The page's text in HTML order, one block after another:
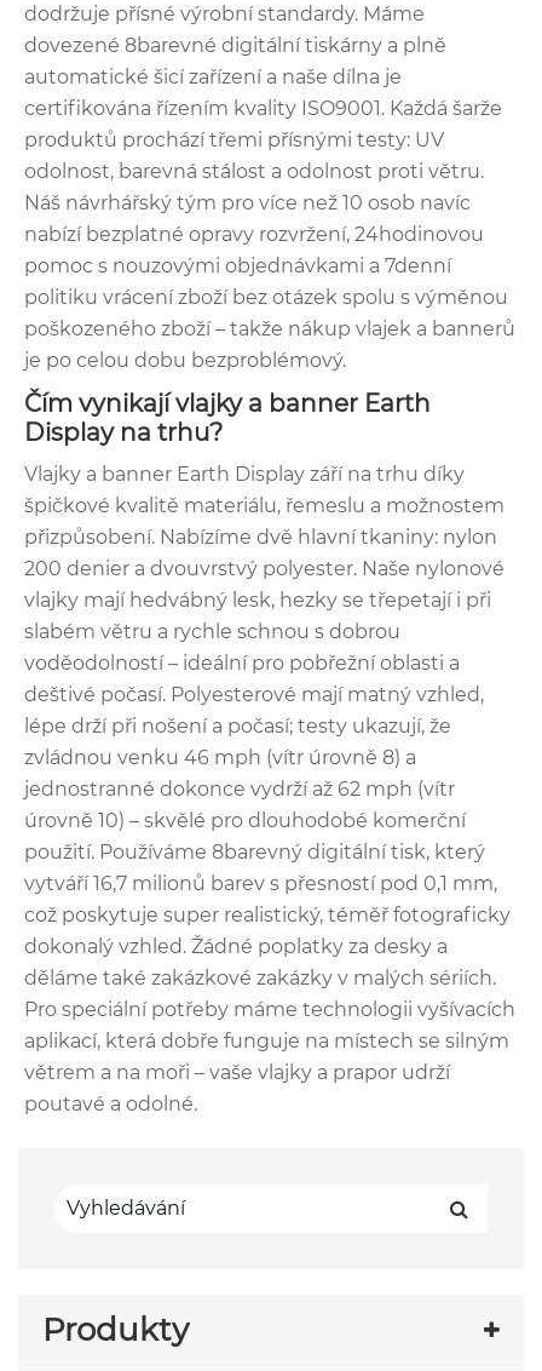
dodržuje přísné výrobní standardy. Máme
dovezené 8barevné digitální tiskárny a plně
automatické šicí zařízení a naše dílna je
certifikována řízením kvality ISO9001. Každá šarže
produktů prochází třemi přísnými testy: UV
odolnost, barevná stálost a odolnost proti větru.
Náš návrhářský tým pro více než 10 osob navíc
nabízí bezplatné opravy rozvržení, 24hodinovou
pomoc s nouzovými objednávkami a 7denní
politiku vrácení zboží bez otázek spolu s výměnou
poškozeného zboží – takže nákup vlajek a bannerů
je po celou dobu bezproblémový.
Čím vynikají vlajky a banner Earth
Display na trhu?
Vlajky a banner Earth Display září na trhu díky
špičkové kvalitě materiálu, řemeslu a možnostem
přizpůsobení. Nabízíme dvě hlavní tkaniny: nylon
200 denier a dvouvrstvý polyester. Naše nylonové
vlajky mají hedvábný lesk, hezky se třepetají i při
slabém větru a rychle schnou s dobrou
voděodolností – ideální pro pobřežní oblasti a
deštivé počasí. Polyesterové mají matný vzhled,
lépe drží při nošení a počasí; testy ukazují, že
zvládnou venku 46 mph (vítr úrovně 8) a
jednostranné dokonce vydrží až 62 mph (vítr
úrovně 10) – skvělé pro dlouhodobé komerční
použití. Používáme 8barevný digitální tisk, který
vytváří 16,7 milionů barev s přesností pod 0,1 mm,
což poskytuje super realistický, téměř fotograficky
dokonalý vzhled. Žádné poplatky za desky a
děláme také zakázkové zakázky v malých sériích.
Pro speciální potřeby máme technologii vyšívacích
aplikací, která dobře funguje na místech se silným
větrem a na moři – vaše vlajky a prapor udrží
poutavé a odolné.
Produkty